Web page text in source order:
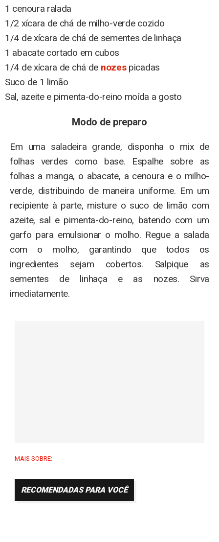
1 cenoura ralada
1/2 xícara de chá de milho-verde cozido
1/4 de xícara de chá de sementes de linhaça
1 abacate cortado em cubos
1/4 de xícara de chá de nozespicadas
Suco de 1 limão
Sal, azeite e pimenta-do-reino moída a gosto
Modo de preparo
Em uma saladeira grande, disponha o mix de
folhas verdes como base. Espalhe sobre as
folhas a manga, o abacate, a cenoura e o milho-
verde, distribuindo de maneira uniforme. Em um
recipiente à parte, misture o suco de limão com
azeite, sal e pimenta-do-reino, batendo com um
garfo para emulsionar o molho. Regue a salada
com o molho, garantindo que todos os
ingredientes sejam cobertos. Salpique as
sementes de linhaça e as nozes. Sirva
imediatamente.
MAIS SOBRE:
RECOMENDADAS PARA VOCÊ